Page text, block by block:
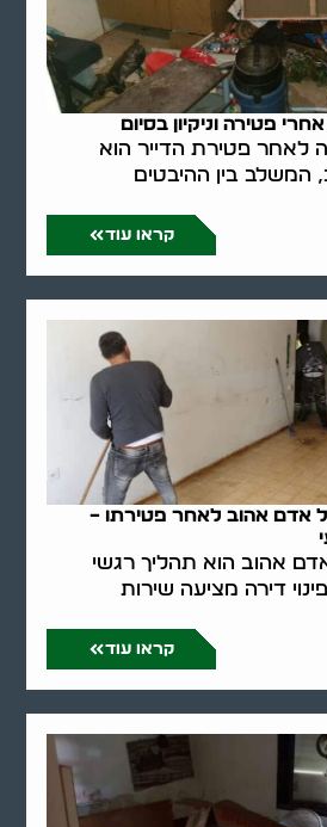
פטירה וניקיון בסיום
לאחר פטירת הדייר הוא
המשלב בין ההיבטים
קראו עוד
אדם אהוב לאחר פטירתו –
אהוב הוא תהליך רגשי
דירה מציעה שירות
קראו עוד